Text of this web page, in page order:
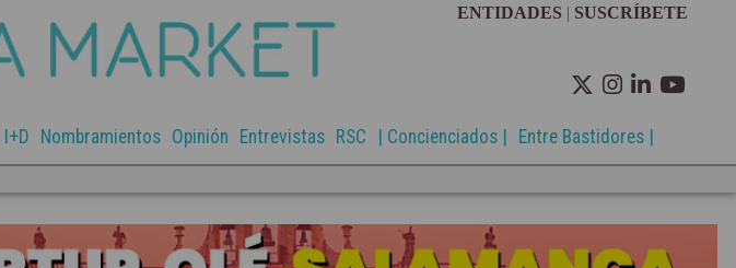
ENTIDADES | SUSCRÍBETE
I+D Nombramientos Opinión Entrevistas RSC | Concienciados | Entre Bastidores |